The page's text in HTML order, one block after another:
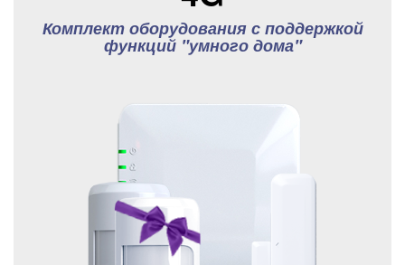
Комплект оборудования с поддержкой
функций "умного дома"